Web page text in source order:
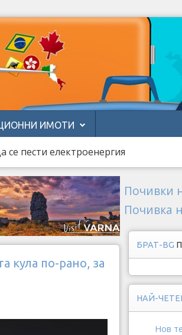
ИМОТИ
пести електроенергия
кула по-рано, за
Почивки
Почивка
БРАТ-BG
НАЙ-
Нов